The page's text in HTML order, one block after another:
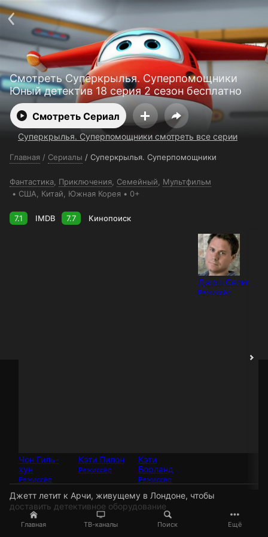
Главная ТВ-каналы Поиск Ещё
Смотреть Суперкрылья. Суперпомощники
Юный детектив 18 серия 2 сезон бесплатно
Смотреть Сериал
Суперкрылья. Суперпомощники смотреть все серии
Главная / Сериалы / Суперкрылья. Суперпомощники
Фантастика Приключения Семейный
Мультфильм
США , Китай , Южная Корея 0+
7.1 IMDB 7.7 Кинопоиск
Чон Гиль-
хун
Режиссёр
Кэти Пилон
Режиссёр
Кэти
Борланд
Режиссёр
Джош Селиг
Режиссёр
Джетт летит к Арчи, живущему в Лондоне, чтобы
доставить детективное оборудование
Поддержка: support@24h.tv
О сервисе
Пользовательское соглашение
Политика конфиденциальности
Для партнёров
Открыть приложение
Ввести промокод
Установить на ТВ
Бесплатные каналы Контакты